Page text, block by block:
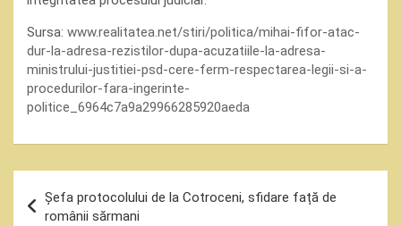
Sursa: www.realitatea.net/stiri/politica/mihai-fifor-atac-
dur-la-adresa-rezistilor-dupa-acuzatiile-la-adresa-
ministrului-justitiei-psd-cere-ferm-respectarea-legii-si-a-
procedurilor-fara-ingerinte-
politice_6964c7a9a29966285920aeda
în
Șefa protocolului de la Cotroceni, sfidare față de
românii sărmani